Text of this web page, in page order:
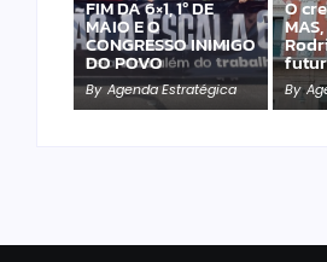
FIM DA 6×1, 1º DE
MAIO E O
CONGRESSO INIMIGO
DO POVO
By Agenda Estratégica
O
By